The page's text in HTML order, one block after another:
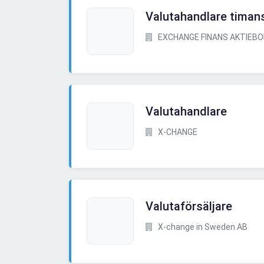
Valutahandlare
EXCHANGE FINANS
Valutahandlare
X-CHANGE
Valutaförsäljare
X-change in Sweden AB